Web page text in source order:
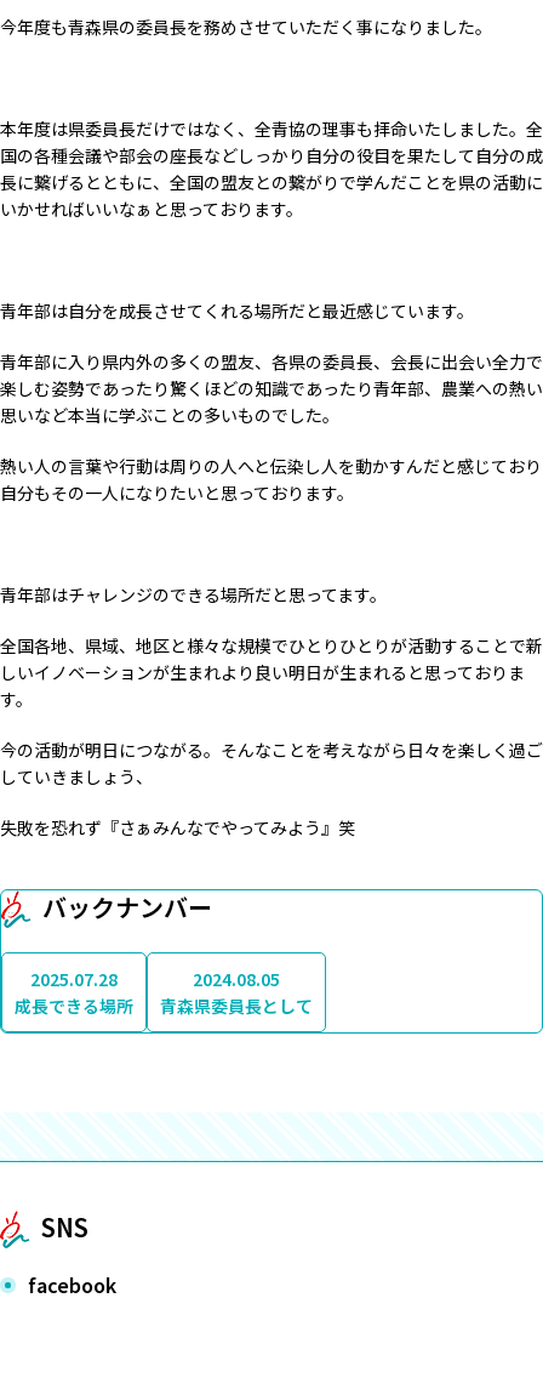
今年度も青森県の委員長を務めさせていただく事になりました。
本年度は県委員長だけではなく、全青協の理事も拝命いたしました。全
国の各種会議や部会の座長などしっかり自分の役目を果たして自分の成
長に繋げるとともに、全国の盟友との繋がりで学んだことを県の活動に
いかせればいいなぁと思っております。
青年部は自分を成長させてくれる場所だと最近感じています。
青年部に入り県内外の多くの盟友、各県の委員長、会長に出会い全力で
楽しむ姿勢であったり驚くほどの知識であったり青年部、農業への熱い
思いなど本当に学ぶことの多いものでした。
熱い人の言葉や行動は周りの人へと伝染し人を動かすんだと感じており
自分もその一人になりたいと思っております。
青年部はチャレンジのできる場所だと思ってます。
全国各地、県域、地区と様々な規模でひとりひとりが活動することで新
しいイノベーションが生まれより良い明日が生まれると思っておりま
す。
今の活動が明日につながる。そんなことを考えながら日々を楽しく過ご
していきましょう、
失敗を恐れず『さぁみんなでやってみよう』笑
バックナンバー
2025.07.28
成長できる場所
2024.08.05
青森県委員長として
SNS
facebook